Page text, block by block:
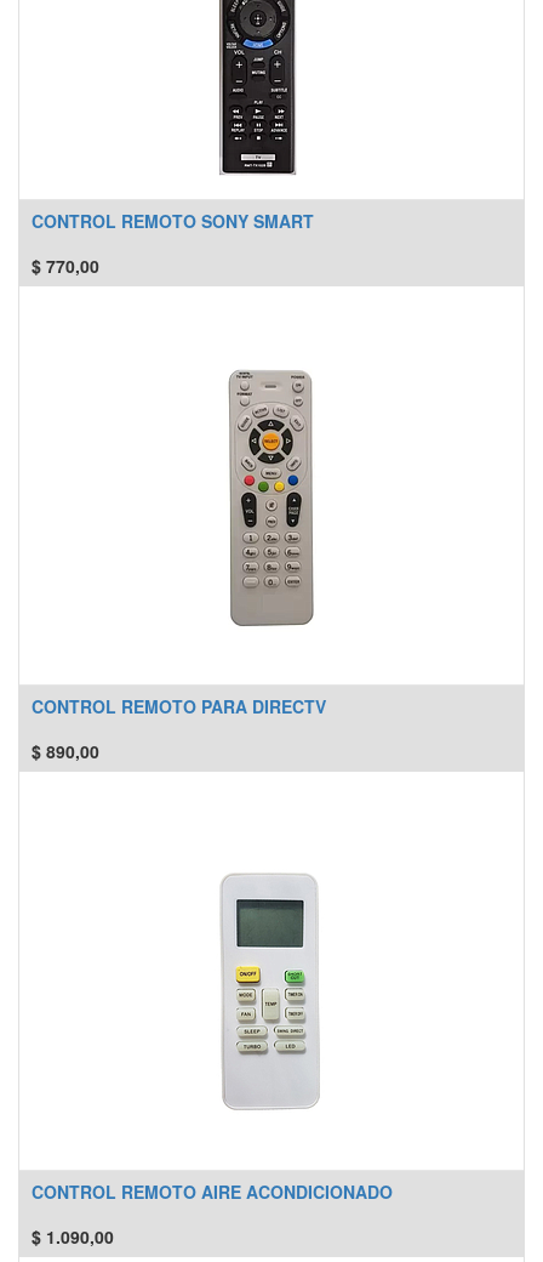
CONTROL REMOTO SONY SMART
$ 770,00
CONTROL REMOTO PARA DIRECTV
$ 890,00
CONTROL REMOTO AIRE ACONDICIONADO
$ 1.090,00